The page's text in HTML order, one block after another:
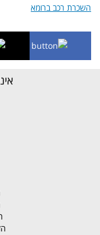
השכרת רכב ברומא